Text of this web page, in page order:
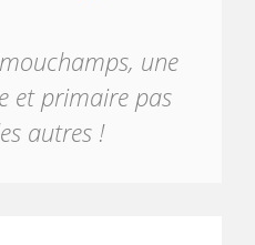
une
et primaire pas
autres !